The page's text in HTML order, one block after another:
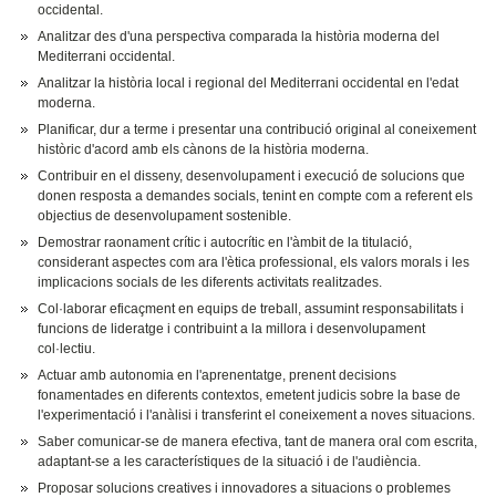
occidental.
Analitzar des d'una perspectiva comparada la història moderna del
Mediterrani occidental.
Analitzar la història local i regional del Mediterrani occidental en l'edat
moderna.
Planificar, dur a terme i presentar una contribució original al coneixement
històric d'acord amb els cànons de la història moderna.
Contribuir en el disseny, desenvolupament i execució de solucions que
donen resposta a demandes socials, tenint en compte com a referent els
objectius de desenvolupament sostenible.
Demostrar raonament crític i autocrític en l'àmbit de la titulació,
considerant aspectes com ara l'ètica professional, els valors morals i les
implicacions socials de les diferents activitats realitzades.
Col·laborar eficaçment en equips de treball, assumint responsabilitats i
funcions de lideratge i contribuint a la millora i desenvolupament
col·lectiu.
Actuar amb autonomia en l'aprenentatge, prenent decisions
fonamentades en diferents contextos, emetent judicis sobre la base de
l'experimentació i l'anàlisi i transferint el coneixement a noves situacions.
Saber comunicar-se de manera efectiva, tant de manera oral com escrita,
adaptant-se a les característiques de la situació i de l'audiència.
Proposar solucions creatives i innovadores a situacions o problemes